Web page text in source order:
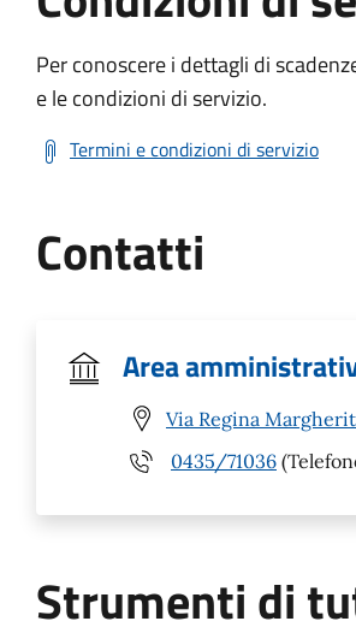
Per conoscere i dettagli di
e le condizioni di servizio.
Termini e condizioni di servizio
Contatti
Area
Via Regina
0435/71036
Strumenti di